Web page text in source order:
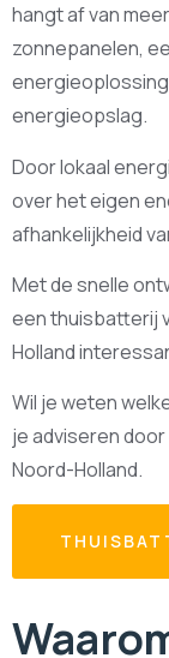
hangt af van
zonnepanelen,
energieopslag.
Door lokaal
over het eigen
afhankelijkheid
Met de snelle
een thuisbatterij
Holland
Wil je weten
je adviseren
Noord-Holland.